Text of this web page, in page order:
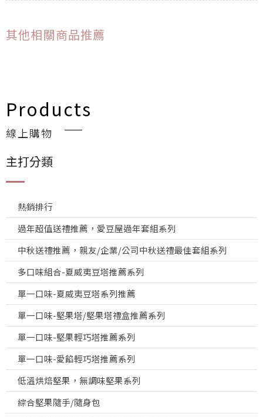
Products
線上購物
主打分類
熱銷排行
過年超值送禮推薦，愛豆屋過年套組系列
中秋送禮推薦，親友/企業/公司中秋送禮最佳套組系列
多口味組合-夏威夷豆塔推薦系列
單一口味-夏威夷豆塔系列推薦
單一口味-堅果塔/堅果塔禮盒推薦系列
單一口味-堅果輕巧塔推薦系列
單一口味-愛餡輕巧塔推薦系列
低溫烘焙堅果，無調味堅果系列
綜合堅果隨手/隨身包
其他相關商品推薦